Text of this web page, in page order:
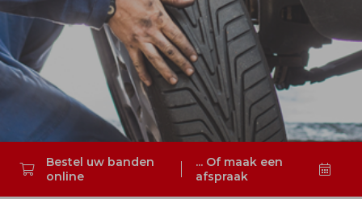
Bestel uw banden
online
... Of maak een
afspraak
Hoogte *
Inch *